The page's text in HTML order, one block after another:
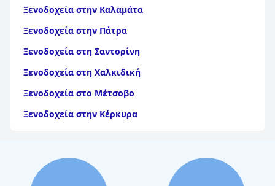
Ξενοδοχεία στην Καλαμάτα
Ξενοδοχεία στην Πάτρα
Ξενοδοχεία στη Σαντορίνη
Ξενοδοχεία στη Χαλκιδική
Ξενοδοχεία στο Μέτσοβο
Ξενοδοχεία στην Κέρκυρα
Ξενοδοχεία στην Αίγινα
Ξενοδοχεία στην Πάρο